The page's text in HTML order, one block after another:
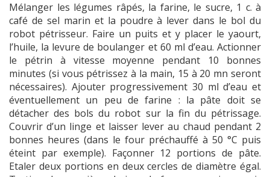
Mélanger les légumes râpés, la farine, le sucre, 1 c. à
café de sel marin et la poudre à lever dans le bol du
robot pétrisseur. Faire un puits et y placer le yaourt,
l’huile, la levure de boulanger et 60 ml d’eau. Actionner
le pétrin à vitesse moyenne pendant 10 bonnes
minutes (si vous pétrissez à la main, 15 à 20 mn seront
nécessaires). Ajouter progressivement 30 ml d’eau et
éventuellement un peu de farine : la pâte doit se
détacher des bols du robot sur la fin du pétrissage.
Couvrir d’un linge et laisser lever au chaud pendant 2
bonnes heures (dans le four préchauffé à 50 °C puis
éteint par exemple). Façonner 12 portions de pâte.
Etaler deux portions en deux cercles de diamètre égal.